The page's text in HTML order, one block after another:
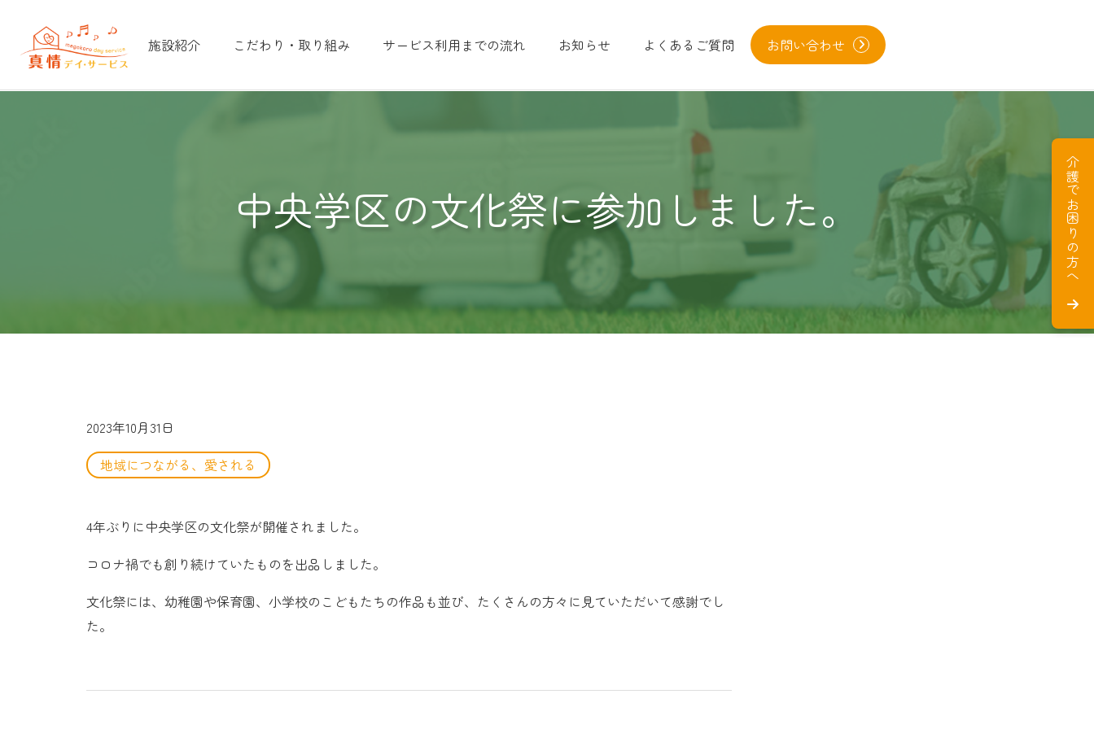
施設紹介 こだわり・取り組み サービス利用までの流れ お知らせ よくあるご質問 お問い合わせ
介護でお困りの方へ
中央学区の文化祭に参加しました。
2023年10月31日
地域につながる、愛される
4年ぶりに中央学区の文化祭が開催されました。
コロナ禍でも創り続けていたものを出品しました。
文化祭には、幼稚園や保育園、小学校のこどもたちの作品も並び、たくさんの方々に見ていただいて感謝でし
た。